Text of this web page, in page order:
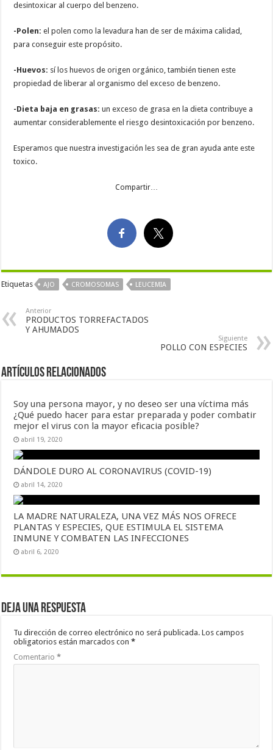
desintoxicar al cuerpo del benzeno.
-Polen: el polen como la levadura han de ser de máxima calidad,
para conseguir este propósito.
-Huevos: sí los huevos de origen orgánico, también tienen este
propiedad de liberar al organismo del exceso de benzeno.
-Dieta baja en grasas: un exceso de grasa en la dieta contribuye a
aumentar considerablemente el riesgo desintoxicación por benzeno.
Esperamos que nuestra investigación les sea de gran ayuda ante este
toxico.
Compartir…
Etiquetas AJO CROMOSOMAS LEUCEMIA
Anterior
PRODUCTOS TORREFACTADOS
Y AHUMADOS
Siguiente
POLLO CON ESPECIES
Artículos Relacionados
Soy una persona mayor, y no deseo ser una víctima más
¿Qué puedo hacer para estar preparada y poder combatir
mejor el virus con la mayor eficacia posible?
abril 19, 2020
DÁNDOLE DURO AL CORONAVIRUS (COVID-19)
abril 14, 2020
LA MADRE NATURALEZA, UNA VEZ MÁS NOS OFRECE
PLANTAS Y ESPECIES, QUE ESTIMULA EL SISTEMA
INMUNE Y COMBATEN LAS INFECCIONES
abril 6, 2020
Deja una respuesta
Tu dirección de correo electrónico no será publicada. Los campos
obligatorios están marcados con*
Comentario*